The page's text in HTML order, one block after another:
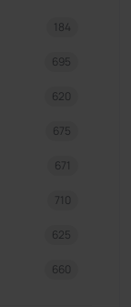
184
695
620
675
671
710
625
660